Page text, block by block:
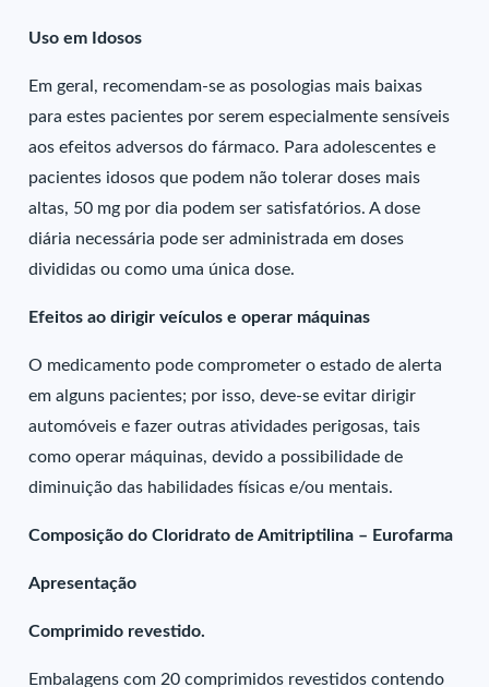
Uso em Idosos
Em geral, recomendam-se as posologias mais baixas
para estes pacientes por serem especialmente sensíveis
aos efeitos adversos do fármaco. Para adolescentes e
pacientes idosos que podem não tolerar doses mais
altas, 50 mg por dia podem ser satisfatórios. A dose
diária necessária pode ser administrada em doses
divididas ou como uma única dose.
Efeitos ao dirigir veículos e operar máquinas
O medicamento pode comprometer o estado de alerta
em alguns pacientes; por isso, deve-se evitar dirigir
automóveis e fazer outras atividades perigosas, tais
como operar máquinas, devido a possibilidade de
diminuição das habilidades físicas e/ou mentais.
Composição do Cloridrato de Amitriptilina – Eurofarma
Apresentação
Comprimido revestido.
Embalagens com 20 comprimidos revestidos contendo